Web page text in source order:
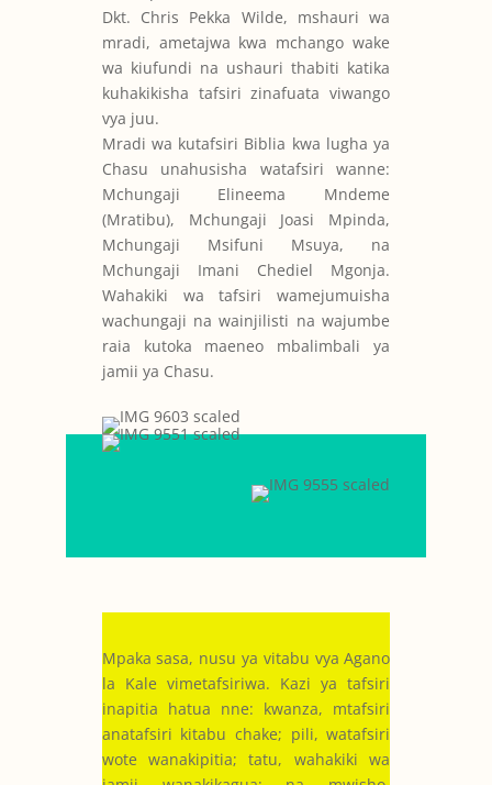
Dkt. Chris Pekka Wilde, mshauri wa
mradi, ametajwa kwa mchango wake
wa kiufundi na ushauri thabiti katika
kuhakikisha tafsiri zinafuata viwango
vya juu.
Mradi wa kutafsiri Biblia kwa lugha ya
Chasu unahusisha watafsiri wanne:
Mchungaji Elineema Mndeme
(Mratibu), Mchungaji Joasi Mpinda,
Mchungaji Msifuni Msuya, na
Mchungaji Imani Chediel Mgonja.
Wahakiki wa tafsiri wamejumuisha
wachungaji na wainjilisti na wajumbe
raia kutoka maeneo mbalimbali ya
jamii ya Chasu.
Mpaka sasa, nusu ya vitabu vya Agano
la Kale vimetafsiriwa. Kazi ya tafsiri
inapitia hatua nne: kwanza, mtafsiri
anatafsiri kitabu chake; pili, watafsiri
wote wanakipitia; tatu, wahakiki wa